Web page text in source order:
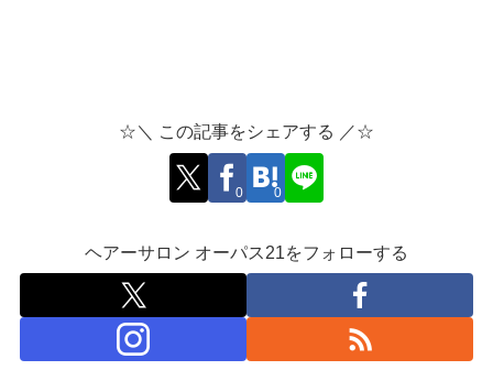
☆＼ この記事をシェアする ／☆
0 0
ヘアーサロン オーパス21をフォローする